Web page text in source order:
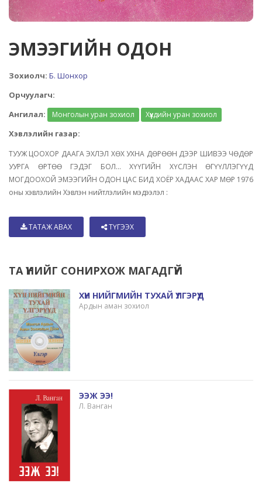
ЭМЭЭГИЙН ОДОН
Зохиолч: Б. Шонхор
Орчуулагч:
Ангилал:
Монголын уран зохиол Хүүхдийн уран зохиол
Хэвлэлийн газар:
ТУУЖ ЦООХОР ДААГА ЭХЛЭЛ ХӨХ УХНА ДӨРӨӨН ДЭЭР ШИВЭЭ ЧӨДӨР
УУРГА ӨРТӨӨ ГЭДЭГ БОЛ... ХҮҮГИЙН ХҮСЛЭН ӨГҮҮЛЛЭГҮҮД
МОГДООХОЙ ЭМЭЭГИЙН ОДОН ЦАС БИД ХОЁР ХАДААС ХАР МӨР 1976
оны хэвлэлийн Хэвлэн нийтлэлийн мэдээлэл :
ТАТАЖ АВАХ ТҮГЭЭХ
ТА ҮҮНИЙГ СОНИРХОЖ МАГАДГҮЙ
ХҮН НИЙГМИЙН ТУХАЙ ҮЛГЭРҮҮД
Ардын аман зохиол
ЭЭЖ ЭЭ!
Л. Ванган